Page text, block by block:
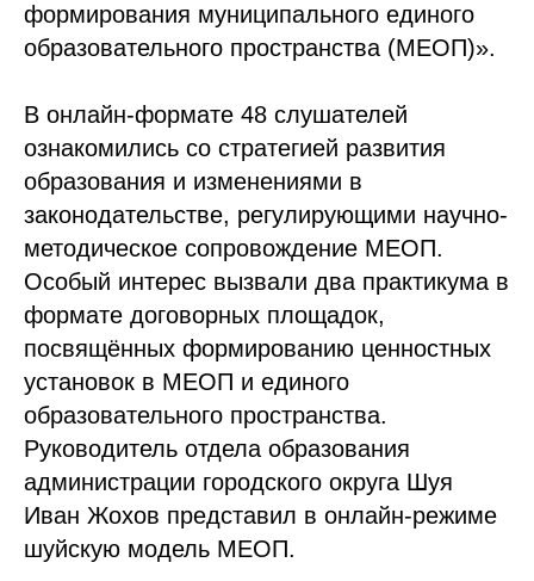
формирования муниципального единого
образовательного пространства (МЕОП)».
В онлайн-формате 48 слушателей
ознакомились со стратегией развития
образования и изменениями в
законодательстве, регулирующими научно-
методическое сопровождение МЕОП.
Особый интерес вызвали два практикума в
формате договорных площадок,
посвящённых формированию ценностных
установок в МЕОП и единого
образовательного пространства.
Руководитель отдела образования
администрации городского округа Шуя
Иван Жохов представил в онлайн-режиме
шуйскую модель МЕОП.